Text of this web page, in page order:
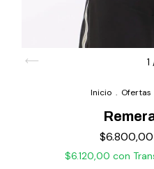
1
Inicio . Ofertas
$6.800,00
$6.120,00 con